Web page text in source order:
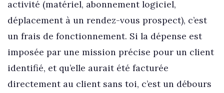
activité (matériel, abonnement logiciel,
déplacement à un rendez-vous prospect), c’est
un frais de fonctionnement. Si la dépense est
imposée par une mission précise pour un client
identifié, et qu’elle aurait été facturée
directement au client sans toi, c’est un débours